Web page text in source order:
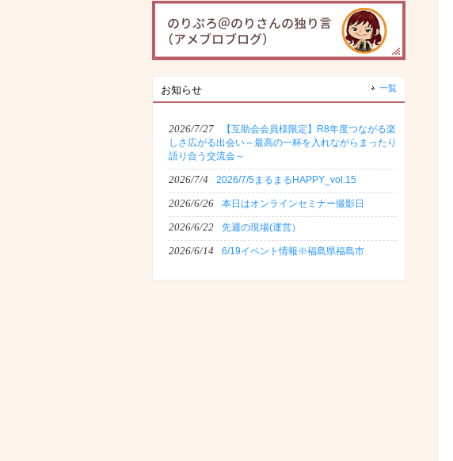
お知らせ 一覧
2026/7/27
【互助会会員様限定】R8年度つながる楽
しさ広がる出会い～最高の一杯を入れながらまったり
語り合う交流会～
2026/7/4 2026/7/5まるまるHAPPY_vol.15
2026/6/26 本日はオンラインセミナー撮影日
2026/6/22 先週の現場(運営）
2026/6/14 6/19イベント情報※福島県福島市